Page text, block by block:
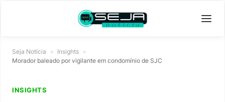
Seja Notícia » Insights »
Morador baleado por vigilante em condomínio de SJC
INSIGHTS